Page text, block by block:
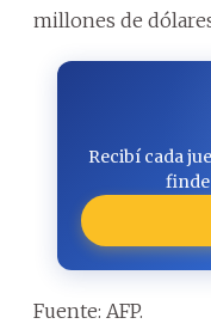
millones de
Recibí cada
Fuente: AFP.